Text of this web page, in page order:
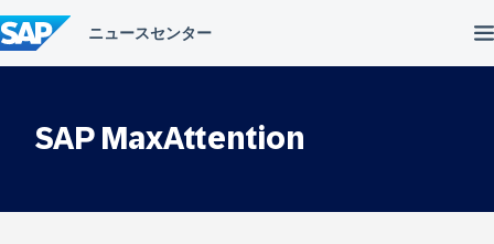
ン
テ
ン
SAP MaxAttention